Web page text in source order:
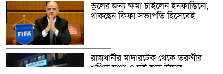
ভুলের জন্য ক্ষমা চাইলেন ইনফান্তিনো,
থাকছেন ফিফা সভাপতি হিসেবেই
রাজধানীর মাদারটেক থেকে তরুণীর
খণ্ডিত মাথা ও দুই হাত উদ্ধার